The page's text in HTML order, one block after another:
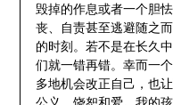
毁掉的作息或者一个胆
丧、自责甚至逃避随之
的时刻。若不是在长久
们就一错再错。幸而一
多地机会改正自己，也